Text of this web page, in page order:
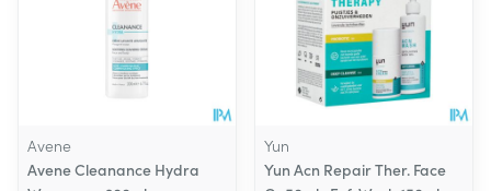
Avene
Avene Cleanance Hydra
Yun
Yun Acn Repair Ther. Face